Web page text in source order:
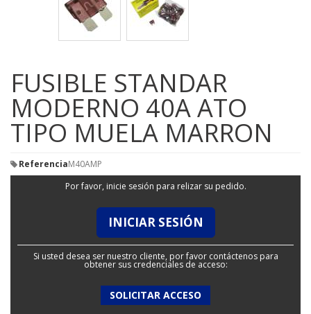
FUSIBLE STANDAR
MODERNO 40A ATO
TIPO MUELA MARRON
ReferenciaM40AMP
Por favor, inicie sesión para relizar su pedido.
INICIAR SESIÓN
Si usted desea ser nuestro cliente, por favor contáctenos para
obtener sus credenciales de acceso:
SOLICITAR ACCESO